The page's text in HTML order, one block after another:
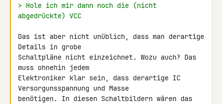
> Hole ich mir dann noch die (nicht
abgedrückte) VCC
Das ist aber nicht unüblich, dass man derartige
Details in grobe
Schaltpläne nicht einzeichnet. Wozu auch? Das
muss ohnehin jedem
Elektroniker klar sein, dass derartige IC
Versorgunsspannung und Masse
benötigen. In diesen Schaltbildern wären das